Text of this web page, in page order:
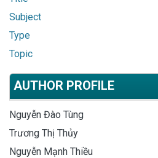
Subject
Type
Topic
AUTHOR PROFILE
Nguyễn Đào Tùng
Trương Thị Thủy
Nguyễn Mạnh Thiều